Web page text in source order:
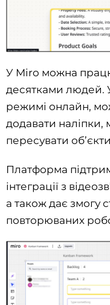
У Miro можна
десятками людей.
режимі онлайн,
додавати наліпки,
пересувати
Платформа
інтеграції з
а також дає змогу
повторюваних